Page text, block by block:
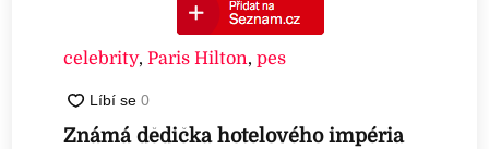
celebrity,Paris Hilton,pes
Známá dědička hotelového impéria